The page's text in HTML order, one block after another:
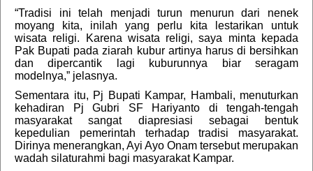
“Tradisi ini telah menjadi turun menurun dari nenek
moyang kita, inilah yang perlu kita lestarikan untuk
wisata religi. Karena wisata religi, saya minta kepada
Pak Bupati pada ziarah kubur artinya harus di bersihkan
dan dipercantik lagi kuburunnya biar seragam
modelnya,” jelasnya.
Sementara itu, Pj Bupati Kampar, Hambali, menuturkan
kehadiran Pj Gubri SF Hariyanto di tengah-tengah
masyarakat sangat diapresiasi sebagai bentuk
kepedulian pemerintah terhadap tradisi masyarakat.
Dirinya menerangkan, Ayi Ayo Onam tersebut merupakan
wadah silaturahmi bagi masyarakat Kampar.